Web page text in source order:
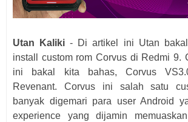
Utan Kaliki- Di artikel ini Utan
install custom rom Corvus di Redmi 9.
ini bakal kita bahas, Corvus
Revenant. Corvus ini salah satu
banyak digemari para user Android
experience yang dijamin